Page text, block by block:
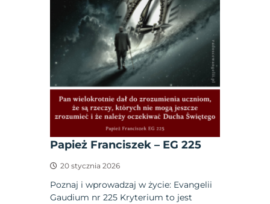
Papież Franciszek – EG 225
20 stycznia 2026
Poznaj i wprowadzaj w życie: Evangelii
Gaudium nr 225 Kryterium to jest